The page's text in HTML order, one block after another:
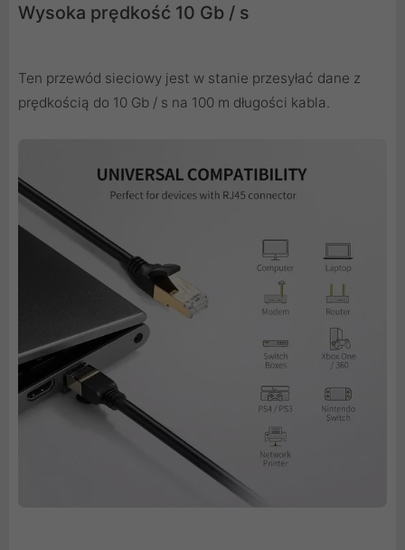
Wysoka prędkość 10 Gb / s
Ten przewód sieciowy jest w stanie przesyłać dane z
prędkością do 10 Gb / s na 100 m długości kabla.